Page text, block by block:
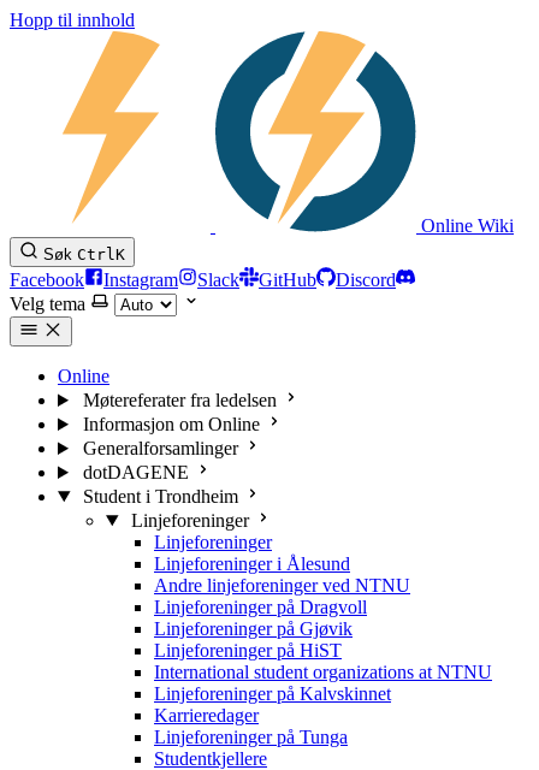
Hopp til innhold
Online Wiki
Søk CtrlK
Facebook Instagram Slack GitHub
Discord
Velg tema
Online
Møtereferater fra ledelsen
Informasjon om Online
Generalforsamlinger
dotDAGENE
Student i Trondheim
Linjeforeninger
Linjeforeninger
Linjeforeninger i Ålesund
Andre linjeforeninger ved NTNU
Linjeforeninger på Dragvoll
Linjeforeninger på Gjøvik
Linjeforeninger på HiST
International student organizations at NTNU
Linjeforeninger på Kalvskinnet
Karrieredager
Linjeforeninger på Tunga
Studentkjellere